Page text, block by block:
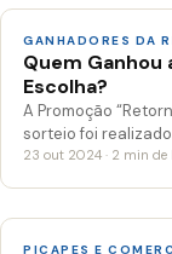
GANHADORES DA
Quem Ganhou
Escolha?
A Promoção
sorteio foi
23 out 2024 · 2 min de
PICAPES E